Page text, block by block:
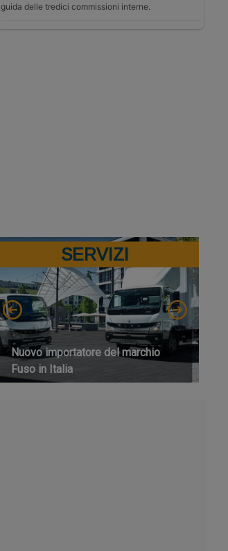
guida delle tredici commissioni interne.
SERVIZI
Nuovo importatore del marchio
Fuso in Italia